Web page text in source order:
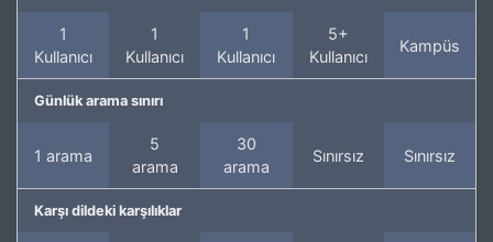
1
Kullanıcı
1
Kullanıcı
1
Kullanıcı
5+
Kullanıcı
Kampüs
Günlük arama sınırı
1 arama
5
arama
30
arama
Sınırsız Sınırsız
Karşı dildeki karşılıklar